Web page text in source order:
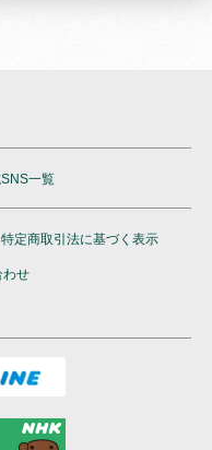
一覧
特定商取引法に基づく表示
わせ